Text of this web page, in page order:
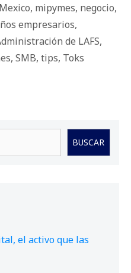
Mexico, mipymes, negocio,
empresarios,
de LAFS,
, SMB, tips, Toks
BUSCAR
el activo que las